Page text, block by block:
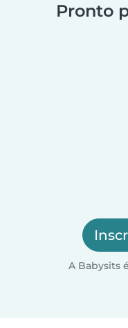
Pronto
A Babysits